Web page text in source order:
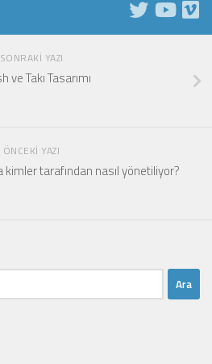
SONRAKI YAZI
ve Takı Tasarımı
ÖNCEKI YAZI
kimler tarafından nasıl yönetiliyor?